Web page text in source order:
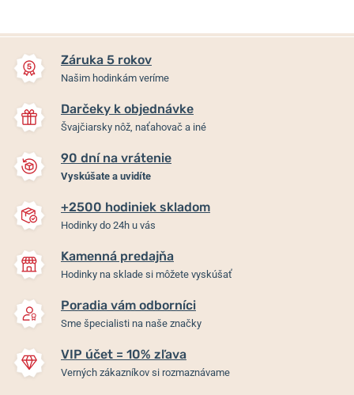
Záruka 5 rokov
Našim hodinkám veríme
Darčeky k objednávke
Švajčiarsky nôž, naťahovač a iné
90 dní na vrátenie
Vyskúšate a uvidíte
+2500 hodiniek skladom
Hodinky do 24h u vás
Kamenná predajňa
Hodinky na sklade si môžete vyskúšať
Poradia vám odborníci
Sme špecialisti na naše značky
VIP účet = 10% zľava
Verných zákazníkov si rozmaznávame